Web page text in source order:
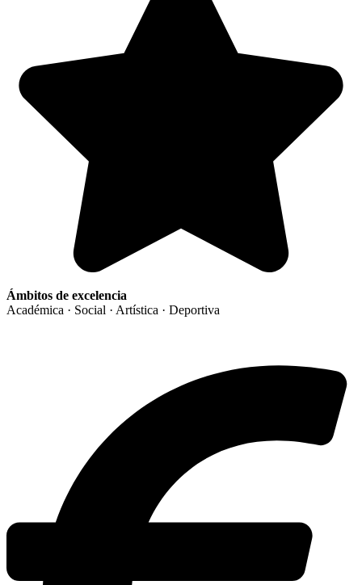
Ámbitos de excelencia
Académica · Social · Artística · Deportiva